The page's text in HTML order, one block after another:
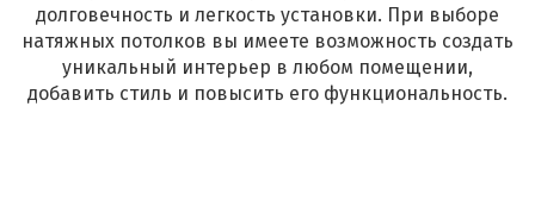
долговечность и легкость установки. При выборе
натяжных потолков вы имеете возможность создать
уникальный интерьер в любом помещении,
добавить стиль и повысить его функциональность.